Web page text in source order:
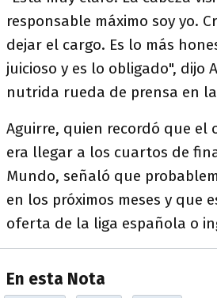
responsable máximo soy yo.
dejar el cargo. Es lo más
juicioso y es lo obligado", dijo
nutrida rueda de prensa en
Aguirre, quien recordó que el
era llegar a los cuartos de
Mundo, señaló que
en los próximos meses y que
oferta de la liga española o
En esta Nota